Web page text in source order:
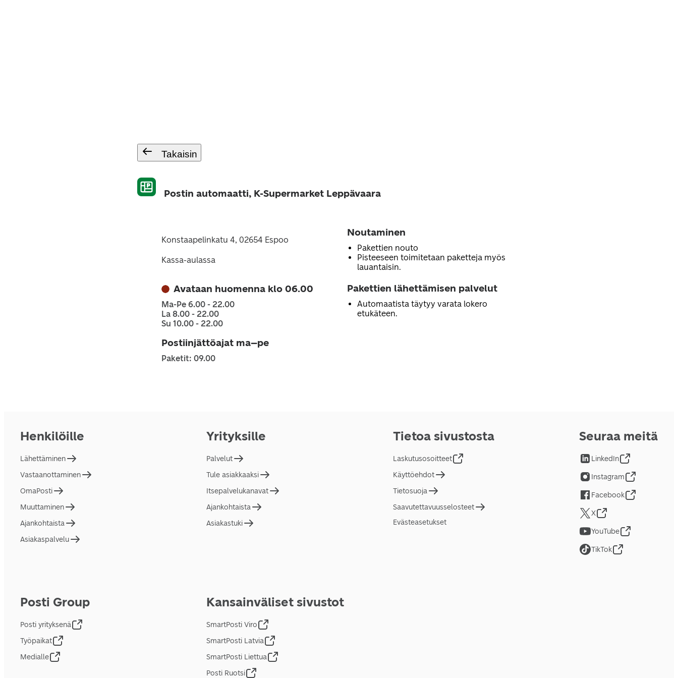
Takaisin
Postin automaatti, K-Supermarket Leppävaara
Konstaapelinkatu 4, 02654 Espoo
Kassa-aulassa
Avataan huomenna klo 06.00
Ma-Pe 6.00 - 22.00
La 8.00 - 22.00
Su 10.00 - 22.00
Postiinjättöajat ma–pe
Paketit: 09.00
Noutaminen
Pakettien nouto
Pisteeseen toimitetaan paketteja myös
lauantaisin.
Pakettien lähettämisen palvelut
Automaatista täytyy varata lokero
etukäteen.
Henkilöille
Lähettäminen
Vastaanottaminen
OmaPosti
Muuttaminen
Ajankohtaista
Asiakaspalvelu
Yrityksille
Palvelut
Tule asiakkaaksi
Itsepalvelukanavat
Ajankohtaista
Asiakastuki
Tietoa sivustosta
Laskutusosoitteet
Käyttöehdot
Tietosuoja
Saavutettavuusselosteet
Evästeasetukset
Posti Group
Posti yrityksenä
Työpaikat
Medialle
Kansainväliset sivustot
SmartPosti Viro
SmartPosti Latvia
SmartPosti Liettua
Posti Ruotsi
Seuraa meitä
LinkedIn
Instagram
Facebook
X
YouTube
TikTok